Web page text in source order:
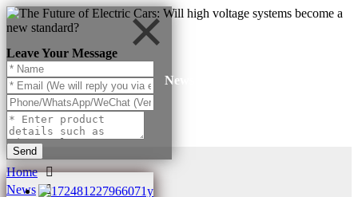
Leave Your Message
Send
News
Home
News